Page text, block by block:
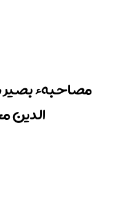
مصاحبهء بصیر